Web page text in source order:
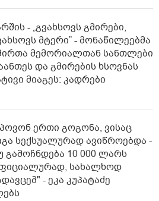
- „გვახსოვს გმირები,
მტერი” - მონაწილეებმა
მემორიალთან სანთლები
და გმირების ხსოვნას
მიაგეს: კადრები
ერთი გოგონა, ვისაც
სექსუალურად ავიწროებდა -
გამოჩნდება 10 000 ლარს
სახალხოდ
- ეკა კუპატაძე